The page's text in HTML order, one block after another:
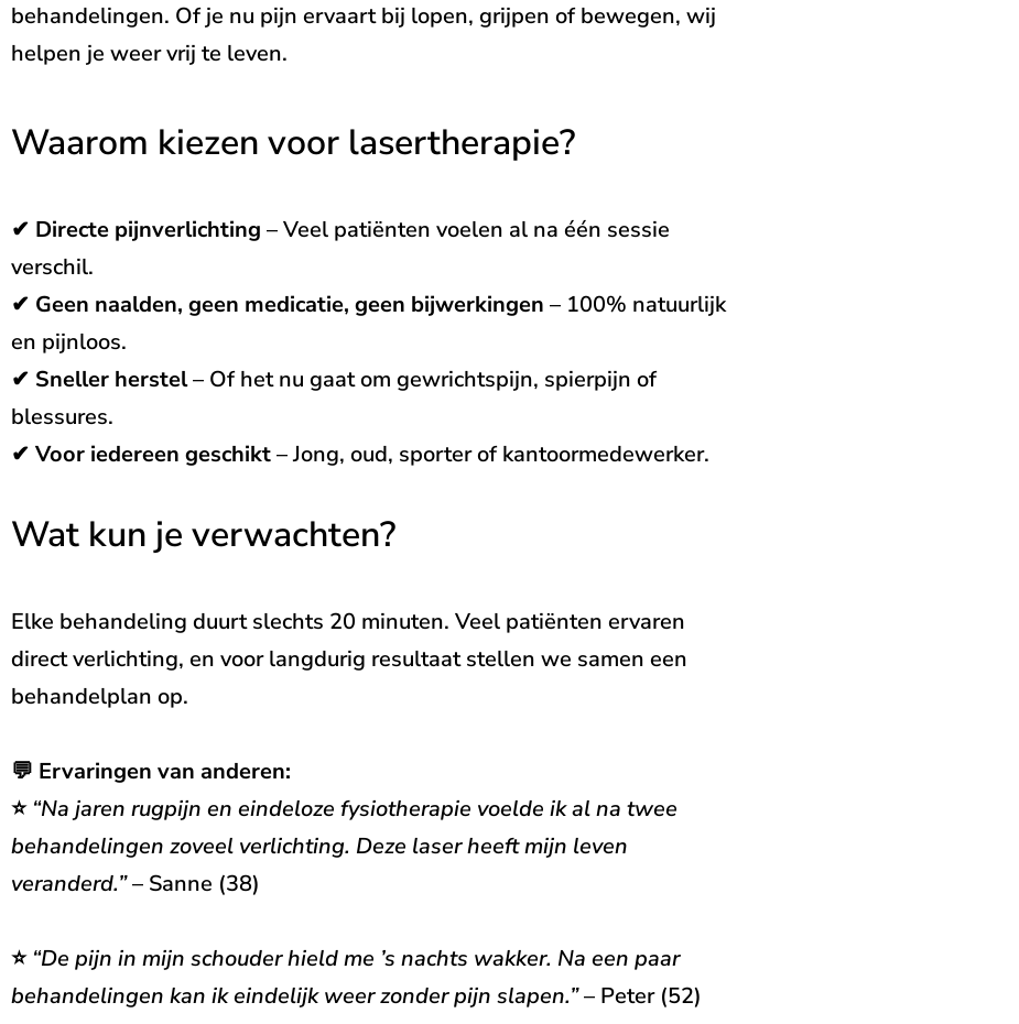
behandelingen. Of je nu pijn ervaart bij lopen, grijpen of bewegen, wij
helpen je weer vrij te leven.
Waarom kiezen voor lasertherapie?
✔ Directe pijnverlichting – Veel patiënten voelen al na één sessie
verschil.
✔ Geen naalden, geen medicatie, geen bijwerkingen – 100% natuurlijk
en pijnloos.
✔ Sneller herstel– Of het nu gaat om gewrichtspijn, spierpijn of
blessures.
✔ Voor iedereen geschikt– Jong, oud, sporter of kantoormedewerker.
Wat kun je verwachten?
Elke behandeling duurt slechts 20 minuten. Veel patiënten ervaren
direct verlichting, en voor langdurig resultaat stellen we samen een
behandelplan op.
💬 Ervaringen van anderen:
⭐ “Na jaren rugpijn en eindeloze fysiotherapie voelde ik al na twee
behandelingen zoveel verlichting. Deze laser heeft mijn leven
veranderd.”– Sanne (38)
⭐ “De pijn in mijn schouder hield me ’s nachts wakker. Na een paar
behandelingen kan ik eindelijk weer zonder pijn slapen.”– Peter (52)